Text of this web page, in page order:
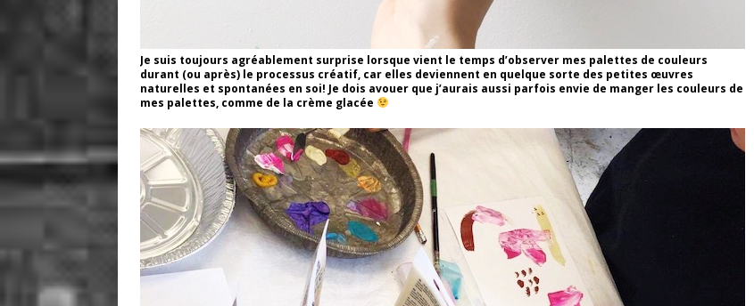
Je suis toujours agréablement surprise lorsque vient le temps d’observer mes palettes de couleurs
durant (ou après) le processus créatif, car elles deviennent en quelque sorte des petites œuvres
naturelles et spontanées en soi! Je dois avouer que j’aurais aussi parfois envie de manger les couleurs de
mes palettes, comme de la crème glacée